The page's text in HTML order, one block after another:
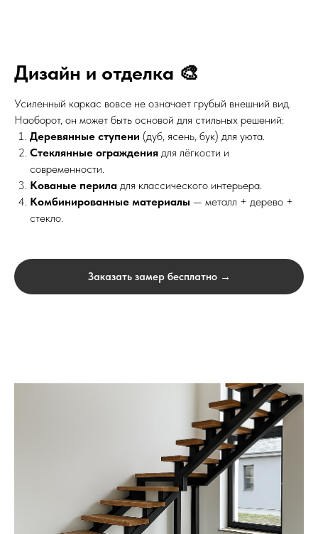
Дизайн и отделка 🎨
Усиленный каркас вовсе не означает грубый внешний вид.
Наоборот, он может быть основой для стильных решений:
Деревянные ступени (дуб, ясень, бук) для уюта.
Стеклянные ограждения для лёгкости и
современности.
Кованые перила для классического интерьера.
Комбинированные материалы — металл + дерево +
стекло.
Заказать замер бесплатно →